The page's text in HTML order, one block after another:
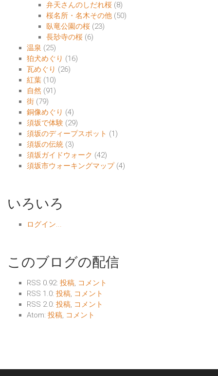
弁天さんのしだれ桜 (8)
桜名所・名木その他 (50)
臥竜公園の桜 (23)
長玅寺の桜 (6)
温泉 (25)
狛犬めぐり (16)
瓦めぐり (26)
紅葉 (10)
自然 (91)
街 (79)
銅像めぐり (4)
須坂で体験 (29)
須坂のディープスポット (1)
須坂の伝統 (3)
須坂ガイドウォーク (42)
須坂市ウォーキングマップ (4)
いろいろ
ログイン...
このブログの配信
RSS 0.92: 投稿, コメント
RSS 1.0: 投稿, コメント
RSS 2.0: 投稿, コメント
Atom: 投稿, コメント